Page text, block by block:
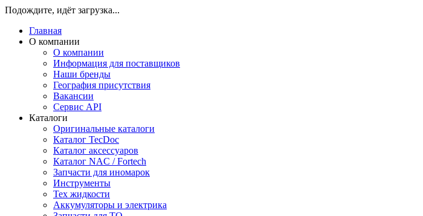
Подождите, идёт загрузка...
Главная
О компании
О компании
Информация для поставщиков
Наши бренды
География присутствия
Вакансии
Сервис API
Каталоги
Оригинальные каталоги
Каталог TecDoc
Каталог аксессуаров
Каталог NAC / Fortech
Запчасти для иномарок
Инструменты
Тех жидкости
Аккумуляторы и электрика